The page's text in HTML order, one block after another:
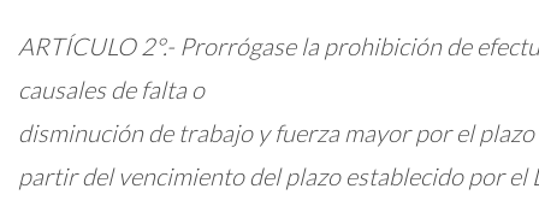
ARTÍCULO 2°.- Prorrógase la prohibición de
causales de falta o
disminución de trabajo y fuerza mayor por el plazo
partir del vencimiento del plazo establecido por